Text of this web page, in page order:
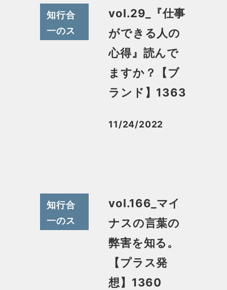
知行合
一のス
vol.29_『仕事
ができる人の
心得』読んで
ますか？【ブ
ランド】1363
投稿日
11/24/2022
知行合
一のス
vol.166_マイ
ナスの言葉の
弊害を知る。
【プラス発
想】1360